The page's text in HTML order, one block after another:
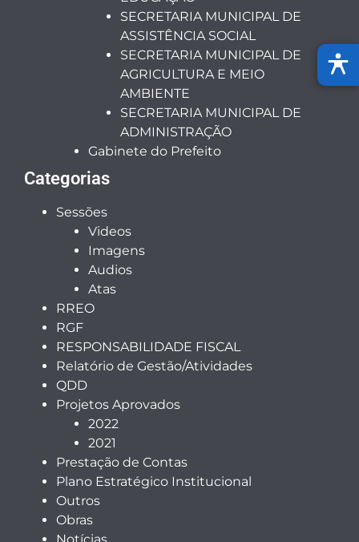
SECRETARIA MUNICIPAL DE
ASSISTÊNCIA SOCIAL
SECRETARIA MUNICIPAL DE
AGRICULTURA E MEIO
AMBIENTE
SECRETARIA MUNICIPAL DE
ADMINISTRAÇÃO
Gabinete do Prefeito
Categorias
Sessões
Videos
Imagens
Audios
Atas
RREO
RGF
RESPONSABILIDADE FISCAL
Relatório de Gestão/Atividades
QDD
Projetos Aprovados
2022
2021
Prestação de Contas
Plano Estratégico Institucional
Outros
Obras